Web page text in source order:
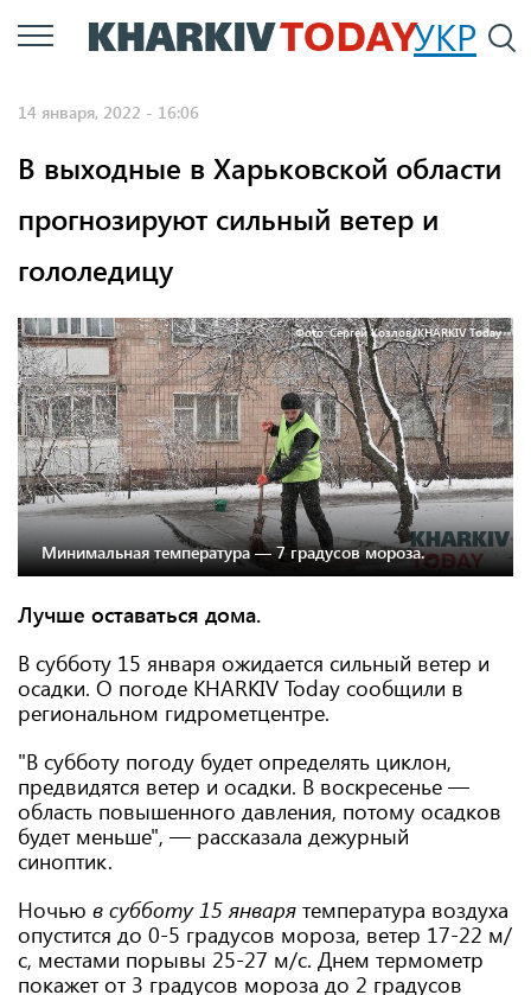
Перейти
к
УКР
14 января, 2022 - 16:06
В выходные в Харьковской области
прогнозируют сильный ветер и
гололедицу
Фото: Сергей Козлов/KHARKIV Today
Минимальная температура — 7 градусов мороза.
Лучше оставаться дома.
В субботу 15 января ожидается сильный ветер и
осадки. О погоде KHARKIV Today сообщили в
региональном гидрометцентре.
"В субботу погоду будет определять циклон,
предвидятся ветер и осадки. В воскресенье —
область повышенного давления, потому осадков
будет меньше", — рассказала дежурный
синоптик.
Ночью в субботу 15 января температура воздуха
опустится до 0-5 градусов мороза, ветер 17-22 м/
с, местами порывы 25-27 м/с. Днем термометр
покажет от 3 градусов мороза до 2 градусов